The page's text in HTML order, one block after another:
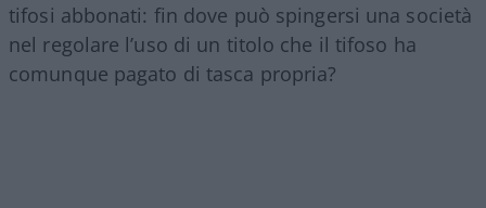
tifosi abbonati: fin dove può spingersi una società
nel regolare l’uso di un titolo che il tifoso ha
comunque pagato di tasca propria?